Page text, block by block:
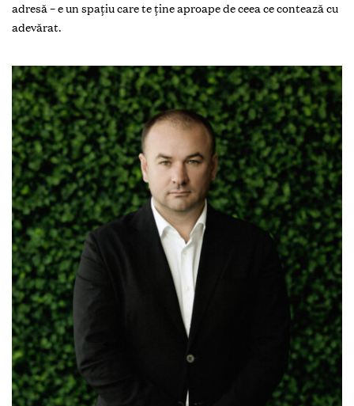
adresă – e un spațiu care te ține aproape de ceea ce contează cu
adevărat.